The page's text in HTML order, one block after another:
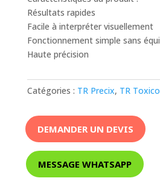
Résultats rapides
Facile à interpréter visuellement
Fonctionnement simple sans
Haute précision
Catégories : TR Precix, TR Toxico
DEMANDER UN DEVIS
MESSAGE WHATSAPP